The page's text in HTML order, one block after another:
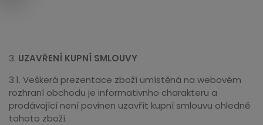
3. UZAVŘENÍ KUPNÍ SMLOUVY
3.1. Veškerá prezentace zboží umístěná na webovém
rozhraní obchodu je informativnho charakteru a
prodávající není povinen uzavřít kupní smlouvu ohledně
tohoto zboží.